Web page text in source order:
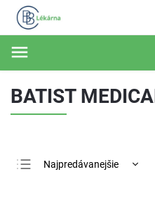
BATIST
Najpredávanejšie